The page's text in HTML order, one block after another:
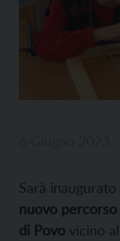
Sarà inaugurato
nuovo
di Povo vicino